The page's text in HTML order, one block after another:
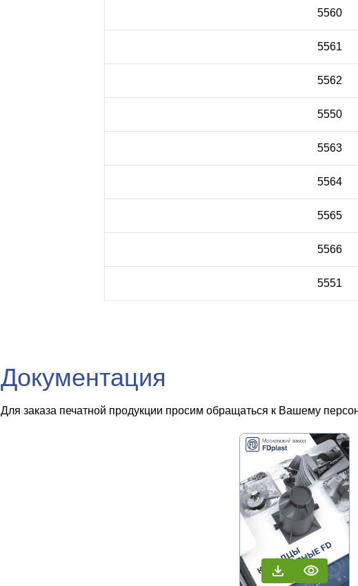
5560
5561
5562
5550
5563
5564
5565
5566
5551
Документация
Для заказа печатной продукции просим обращаться к Вашему